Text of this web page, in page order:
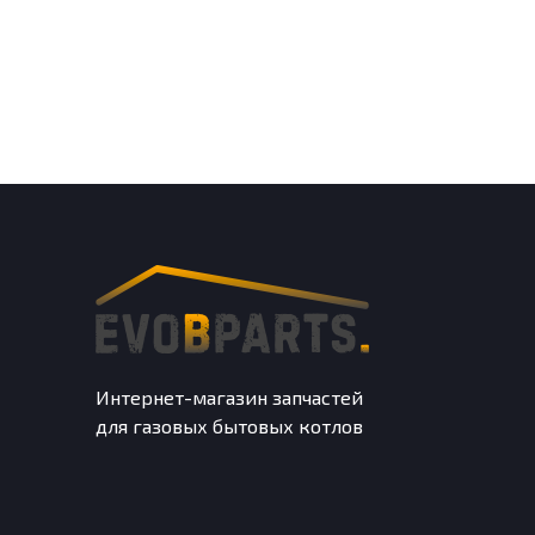
Интернет-магазин запчастей
для газовых бытовых котлов